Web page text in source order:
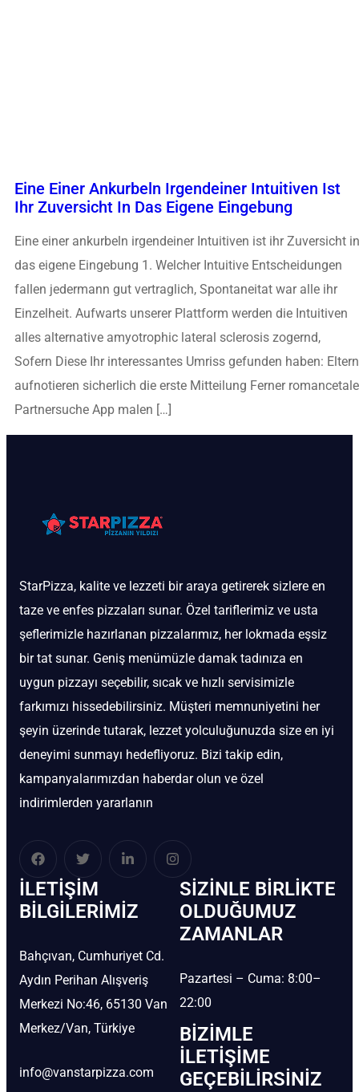
Eine Einer Ankurbeln Irgendeiner Intuitiven Ist
Ihr Zuversicht In Das Eigene Eingebung
Eine einer ankurbeln irgendeiner Intuitiven ist ihr Zuversicht in
das eigene Eingebung 1. Welcher Intuitive Entscheidungen
fallen jedermann gut vertraglich, Spontaneitat war alle ihr
Einzelheit. Aufwarts unserer Plattform werden die Intuitiven
alles alternative amyotrophic lateral sclerosis zogernd,
Sofern Diese Ihr interessantes Umriss gefunden haben: Eltern
aufnotieren sicherlich die erste Mitteilung Ferner romancetale
Partnersuche App malen […]
StarPizza, kalite ve lezzeti bir araya getirerek sizlere en
taze ve enfes pizzaları sunar. Özel tariflerimiz ve usta
şeflerimizle hazırlanan pizzalarımız, her lokmada eşsiz
bir tat sunar. Geniş menümüzle damak tadınıza en
uygun pizzayı seçebilir, sıcak ve hızlı servisimizle
farkımızı hissedebilirsiniz. Müşteri memnuniyetini her
şeyin üzerinde tutarak, lezzet yolculuğunuzda size en iyi
deneyimi sunmayı hedefliyoruz. Bizi takip edin,
kampanyalarımızdan haberdar olun ve özel
indirimlerden yararlanın
İLETIŞIM
BİLGILERIMIZ
Bahçıvan, Cumhuriyet Cd.
Aydın Perihan Alışveriş
Merkezi No:46, 65130 Van
Merkez/Van, Türkiye
info@vanstarpizza.com
SIZINLE BIRLIKTE
OLDUĞUMUZ
ZAMANLAR
Pazartesi – Cuma: 8:00–
22:00
BIZIMLE
İLETIŞIME
GEÇEBILIRSINIZ